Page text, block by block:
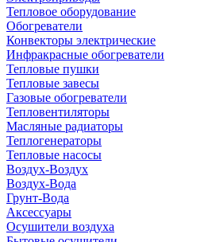
Тепловое оборудование
Обогреватели
Конвекторы электрические
Инфракрасные обогреватели
Тепловые пушки
Тепловые завесы
Газовые обогреватели
Тепловентиляторы
Масляные радиаторы
Теплогенераторы
Тепловые насосы
Воздух-Воздух
Воздух-Вода
Грунт-Вода
Аксессуары
Осушители воздуха